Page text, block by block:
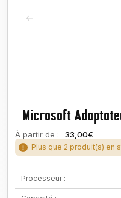
Microsoft
À partir de : 33,00€
Plus que 2 produit(s) en
Processeur :